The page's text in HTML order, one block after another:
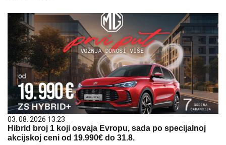
03. 08. 2026 13:23
Hibrid broj 1 koji osvaja Evropu, sada po specijalnoj
akcijskoj ceni od 19.990€ do 31.8.